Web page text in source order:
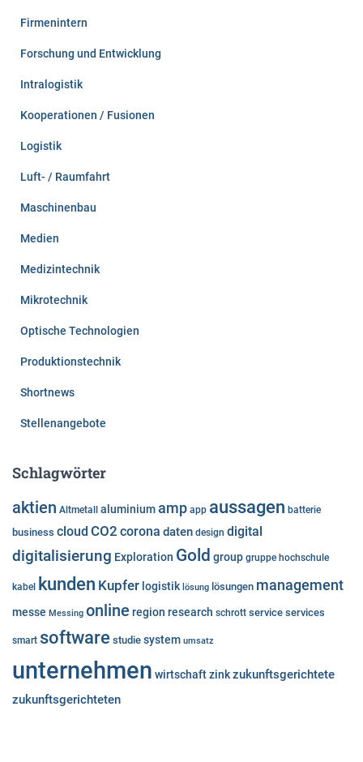
Firmenintern
Forschung und Entwicklung
Intralogistik
Kooperationen / Fusionen
Logistik
Luft- / Raumfahrt
Maschinenbau
Medien
Medizintechnik
Mikrotechnik
Optische Technologien
Produktionstechnik
Shortnews
Stellenangebote
Schlagwörter
aktien Altmetall aluminiumamp app aussagen batterie
business cloud CO2 corona daten design digital
digitalisierung Exploration Gold group gruppe hochschule
kabel kunden Kupfer logistik lösung lösungen management
messe Messing online region research schrott service services
smart software studie system umsatz
unternehmen wirtschaftzinkzukunftsgerichtete
zukunftsgerichteten